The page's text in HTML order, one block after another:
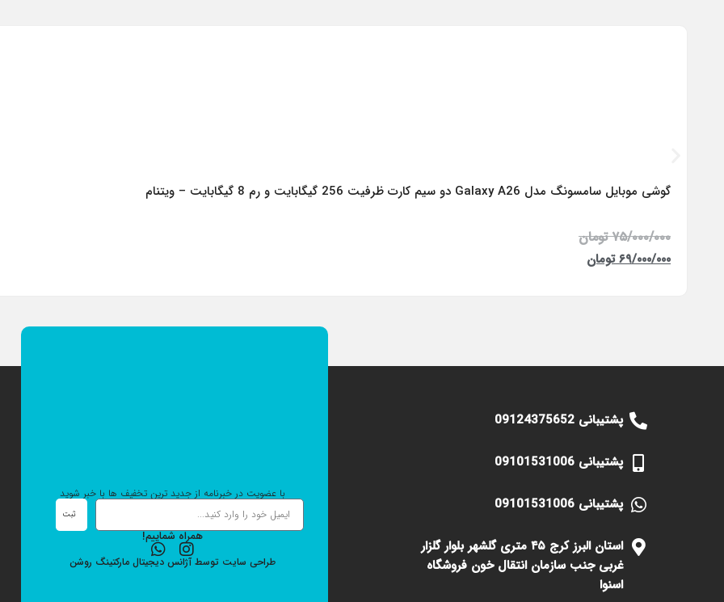
گوشی موبایل سامسونگ مدل Galaxy A26 دو سیم کارت ظرفیت 256 گیگابایت و رم 8 گیگابایت – ویتنام
۷۵/۰۰۰/۰۰۰ تومان
۶۹/۰۰۰/۰۰۰ تومان
پشتیبانی 09124375652
پشتیبانی 09101531006
پشتیبانی 09101531006
استان البرز کرج ۴۵ متری گلشهر بلوار گلزار
غربی جنب سازمان انتقال خون فروشگاه
اسنوا
با عضویت در خبرنامه از جدید ترین تخفیف ها با خبر شوید
ثبت
همراه شماییم!
طراحی سایت توسطآژانس دیجیتال مارکتینگ روشن